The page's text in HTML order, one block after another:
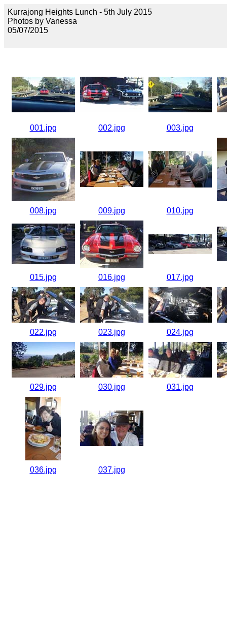
Kurrajong Heights Lunch - 5th July 2015
Photos by Vanessa
05/07/2015
001.jpg 002.jpg 003.jpg
008.jpg 009.jpg 010.jpg
015.jpg 016.jpg 017.jpg
022.jpg 023.jpg 024.jpg
029.jpg 030.jpg 031.jpg
036.jpg 037.jpg